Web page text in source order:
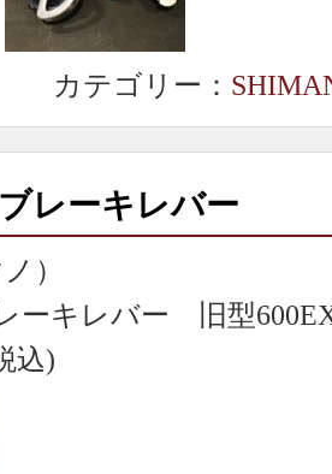
カテゴリー：
レーキレバー
）
ーキレバー 旧型
込)